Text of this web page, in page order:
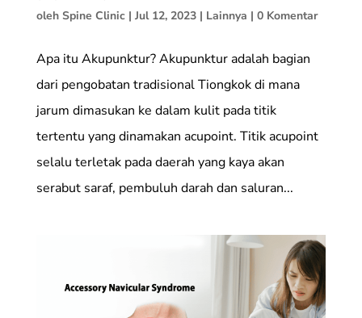
oleh Spine Clinic| Jul 12, 2023| Lainnya | 0 Komentar
Apa itu Akupunktur? Akupunktur adalah bagian
dari pengobatan tradisional Tiongkok di mana
jarum dimasukan ke dalam kulit pada titik
tertentu yang dinamakan acupoint. Titik acupoint
selalu terletak pada daerah yang kaya akan
serabut saraf, pembuluh darah dan saluran...